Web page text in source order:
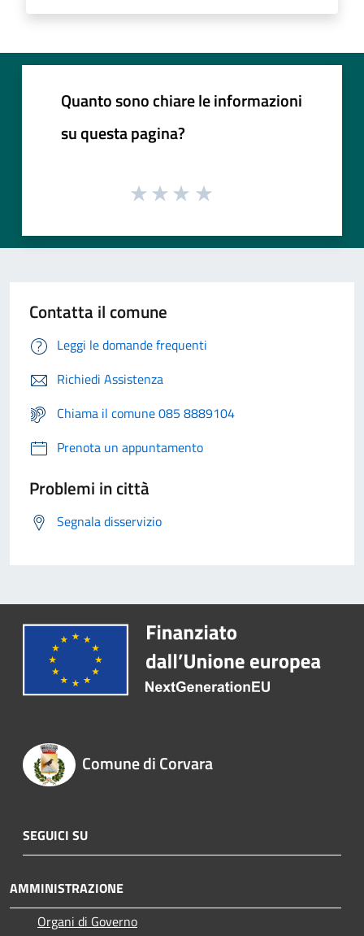
Quanto sono chiare le informazioni
su questa pagina?
Contatta il comune
Leggi le domande frequenti
Richiedi Assistenza
Chiama il comune 085 8889104
Prenota un appuntamento
Problemi in città
Segnala disservizio
Comune di Corvara
SEGUICI SU
AMMINISTRAZIONE
Organi di Governo